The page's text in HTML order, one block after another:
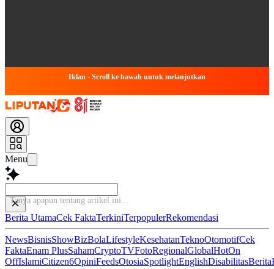
Iklan - Scroll ke bawah untuk melanjutkan
Menu
Bac
Berita UtamaCek FaktaTerkiniTerpopulerRekomendasi
NewsBisnisShowBizBolaLifestyleKesehatanTeknoOtomotifCek
FaktaEnam PlusSahamCryptoTVFotoRegionalGlobalHotOn
OffIslamiCitizen6OpiniFeedsOtosiaSpotlightEnglishDisabilitasBerita